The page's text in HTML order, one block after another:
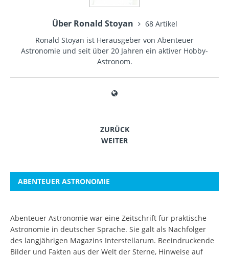
Über Ronald Stoyan
68 Artikel
Ronald Stoyan ist Herausgeber von Abenteuer
Astronomie und seit über 20 Jahren ein aktiver Hobby-
Astronom.
ZURÜCK
WEITER
ABENTEUER ASTRONOMIE
Abenteuer Astronomie war eine Zeitschrift für praktische
Astronomie in deutscher Sprache. Sie galt als Nachfolger
des langjährigen Magazins Interstellarum. Beeindruckende
Bilder und Fakten aus der Welt der Sterne, Hinweise auf